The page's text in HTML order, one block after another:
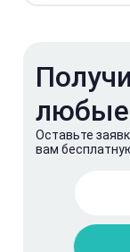
Получи
любые
Оставьте
вам